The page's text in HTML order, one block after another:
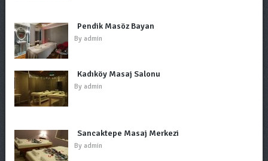
Pendik Masöz Bayan
By admin
Kadıköy Masaj Salonu
By admin
Sancaktepe Masaj Merkezi
By admin